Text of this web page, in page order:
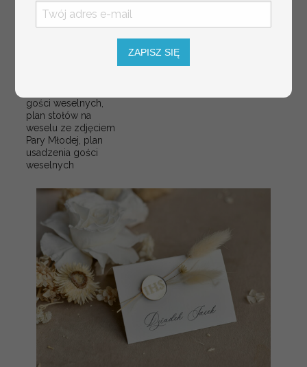
gości weselnych,
plan stołów na
weselu ze zdjęciem
Pary Młodej, plan
usadzenia gości
weselnych
100 PLN
ZAPISZ SIĘ